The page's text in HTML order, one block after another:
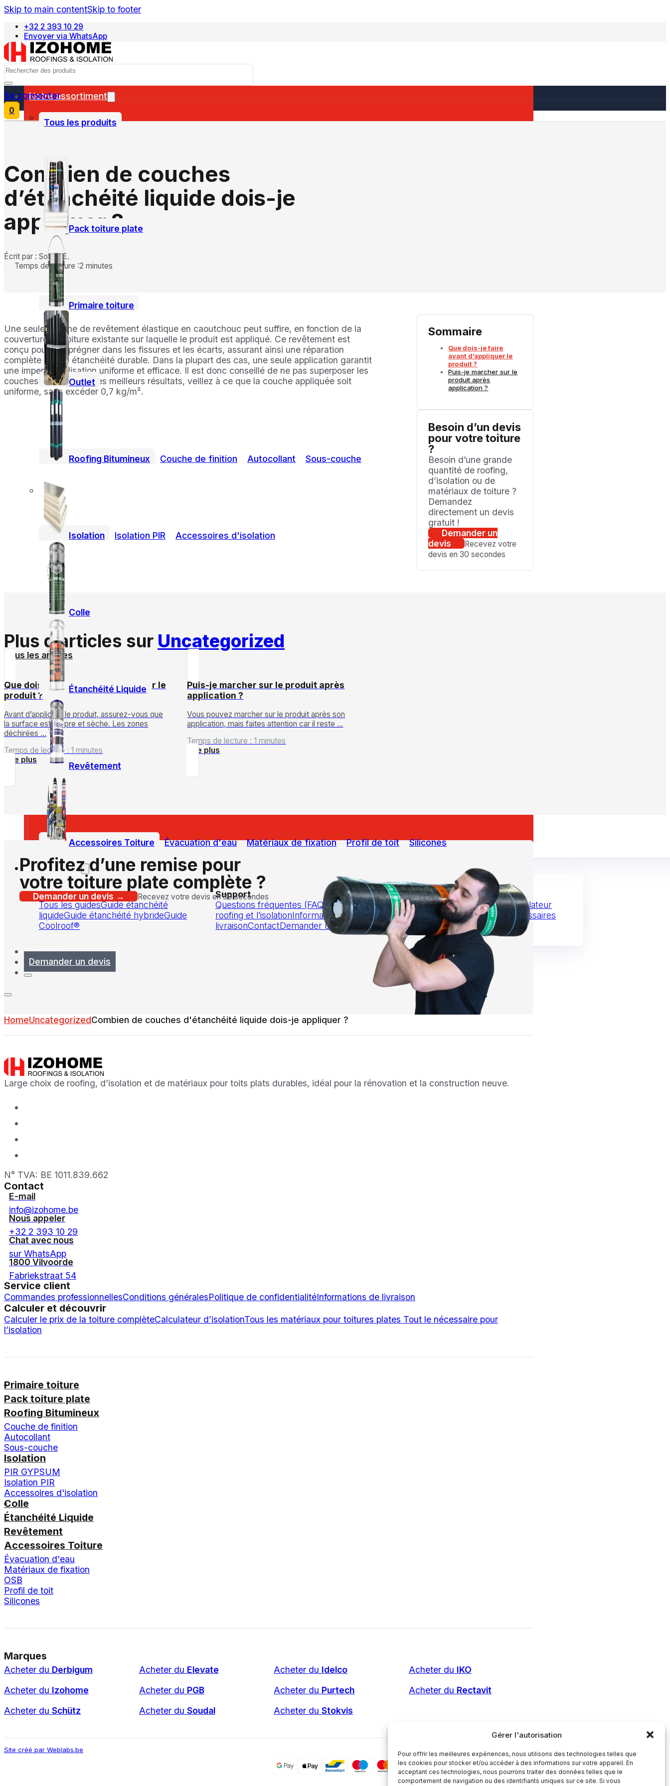
Gérer l'autorisation
Pour offrir les meilleures expériences, nous utilisons des technologies telles que
les cookies pour stocker et/ou accéder à des informations sur votre appareil. En
acceptant ces technologies, nous pourrons traiter des données telles que le
comportement de navigation ou des identifiants uniques sur ce site. Si vous
Skip to main contentSkip to footer
+32 2 393 10 29
Envoyer via WhatsApp
Nederlands
Search
Se connecter
0
Notre assortiment
Tous les produits
Pack toiture plate
Primaire toiture
Outlet
Roofing Bitumineux Couche de finition Autocollant Sous-couche
Isolation Isolation PIR Accessoires d'isolation
Colle
Étanchéité Liquide
Revêtement
Accessoires Toiture Évacuation d'eau Matériaux de fixation Profil de toit Silicones
Service client
Guides
Tous les guidesGuide étanchéité
liquideGuide étanchéité hybrideGuide
Coolroof®
Support
Questions fréquentes (FAQ)Articles sur le
roofing et l’isolationInformations de
livraisonContactDemander un devis
Outils / Calculer
Calculer un toit plat completCalculateur
d’isolation
Tous les matériaux nécessaires
pour un toit plat
Contact
Demander un devis
Combien de couches
d’étanchéité liquide dois-je
appliquer ?
Écrit par : Sofian E.
Temps de lecture :2 minutes
Une seule couche de revêtement élastique en caoutchouc peut suffire, en fonction de la
couverture de toiture existante sur laquelle le produit est appliqué. Ce revêtement est
conçu pour s’imprégner dans les fissures et les écarts, assurant ainsi une réparation
complète et une étanchéité durable. Dans la plupart des cas, une seule application garantit
une imperméabilisation uniforme et efficace. Il est donc conseillé de ne pas superposer les
couches. Pour obtenir les meilleurs résultats, veillez à ce que la couche appliquée soit
uniforme, sans excéder 0,7 kg/m².
Sommaire
Que dois-je faire
avant d’appliquer le
produit ?
Puis-je marcher sur le
produit après
application ?
Besoin d’un devis
pour votre toiture
?
Besoin d’une grande
quantité de roofing,
d’isolation ou de
matériaux de toiture ?
Demandez
directement un devis
gratuit !
Demander un
devis
Recevez votre
devis en 30 secondes
Plus d’articles sur Uncategorized
Tous les articles
Que dois-je faire avant d’appliquer le
produit ?
Avant d’appliquer le produit, assurez-vous que
la surface est propre et sèche. Les zones
déchirées …
Temps de lecture : 1 minutes
Lire plus
Puis-je marcher sur le produit après
application ?
Vous pouvez marcher sur le produit après son
application, mais faites attention car il reste …
Temps de lecture : 1 minutes
Lire plus
Profitez d’une remise pour
votre toiture plate complète ?
Demander un devis → Recevez votre devis en 30 secondes
HomeUncategorizedCombien de couches d'étanchéité liquide dois-je appliquer ?
Large choix de roofing, d’isolation et de matériaux pour toits plats durables, idéal pour la rénovation et la construction neuve.
N° TVA: BE 1011.839.662
Contact
E-mail
info@izohome.be
Nous appeler
+32 2 393 10 29
Chat avec nous
sur WhatsApp
1800 Vilvoorde
Fabriekstraat 54
Service client
Commandes professionnellesConditions généralesPolitique de confidentialitéInformations de livraison
Calculer et découvrir
Calculer le prix de la toiture complèteCalculateur d’isolationTous les matériaux pour toitures plates Tout le nécessaire pour
l’isolation
Primaire toiture
Pack toiture plate
Roofing Bitumineux
Couche de finition
Autocollant
Sous-couche
Isolation
PIR GYPSUM
Isolation PIR
Accessoires d'isolation
Colle
Étanchéité Liquide
Revêtement
Accessoires Toiture
Évacuation d'eau
Matériaux de fixation
OSB
Profil de toit
Silicones
Marques
Acheter du Derbigum Acheter du Elevate Acheter du Idelco Acheter du IKO
Acheter du Izohome Acheter du PGB Acheter du Purtech Acheter du Rectavit
Acheter du Schütz Acheter du Soudal Acheter duStokvis
Site créé par Weblabs.be